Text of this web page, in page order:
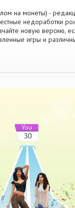
на монеты) -
недоработки
новую версию,
игры и